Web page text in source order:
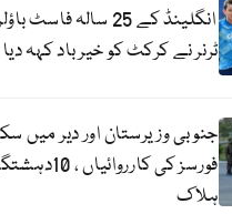
انگلینڈ کے 25 سالہ فاسٹ
ٹرنر نے کرکٹ کو خیر باد کہہ دیا
جنوبی وزیرستان اور دیر میں
فورسز کی کارروائیاں ،
ہلاک